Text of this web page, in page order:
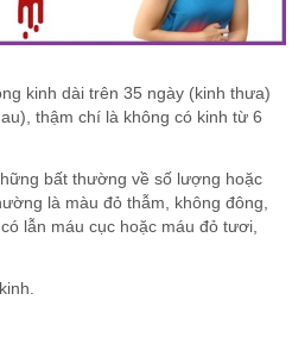
kinh dài trên 35 ngày (kinh thưa)
thậm chí là không có kinh từ 6
bất thường về số lượng hoặc
là màu đỏ thẫm, không đông,
lẫn máu cục hoặc máu đỏ tươi,